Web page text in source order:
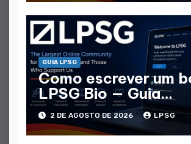
GUIA LPSG
Como escrever um
LPSG Bio — Guia
completo
2 DE AGOSTO DE 2026 LPSG